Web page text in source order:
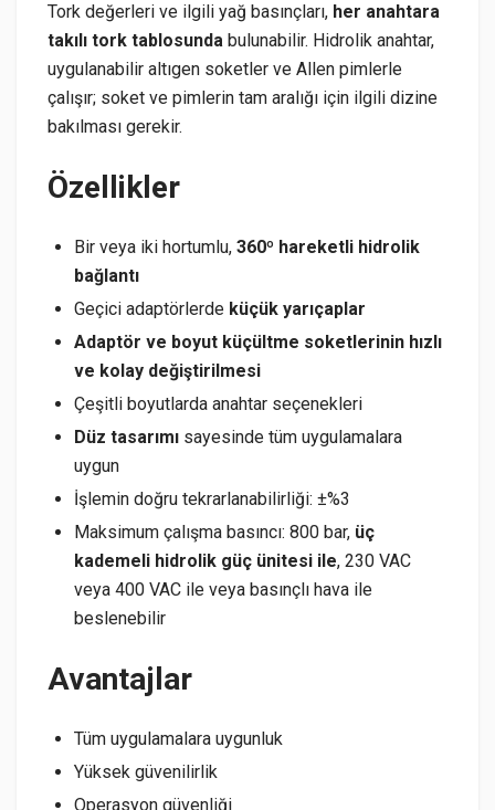
Tork değerleri ve ilgili yağ basınçları, her anahtara
takılı tork tablosunda bulunabilir. Hidrolik anahtar,
uygulanabilir altıgen soketler ve Allen pimlerle
çalışır; soket ve pimlerin tam aralığı için ilgili dizine
bakılması gerekir.
Özellikler
Bir veya iki hortumlu, 360º hareketli hidrolik
bağlantı
Geçici adaptörlerde küçük yarıçaplar
Adaptör ve boyut küçültme soketlerinin hızlı
ve kolay değiştirilmesi
Çeşitli boyutlarda anahtar seçenekleri
Düz tasarımı sayesinde tüm uygulamalara
uygun
İşlemin doğru tekrarlanabilirliği: ±%3
Maksimum çalışma basıncı: 800 bar, üç
kademeli hidrolik güç ünitesi ile, 230 VAC
veya 400 VAC ile veya basınçlı hava ile
beslenebilir
Avantajlar
Tüm uygulamalara uygunluk
Yüksek güvenilirlik
Operasyon güvenliği